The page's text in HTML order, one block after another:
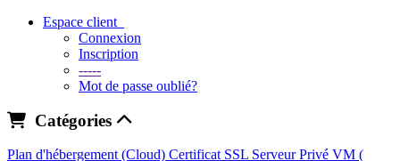
Espace client
Connexion
Inscription
-----
Mot de passe oublié?
Catégories
Plan d'hébergement (Cloud) Certificat SSL Serveur Privé VM (